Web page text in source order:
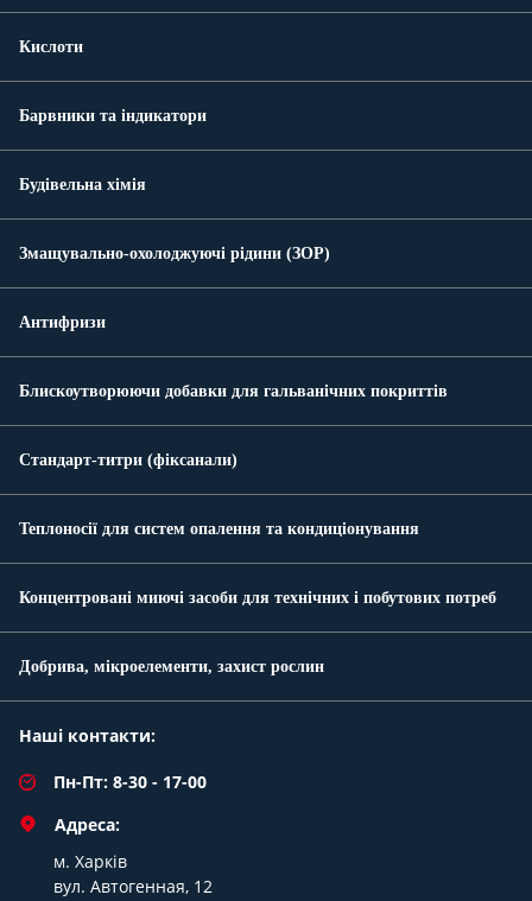
Кислоти
Барвники та індикатори
Будівельна хімія
Змащувально-охолоджуючі рідини (ЗОР)
Антифризи
Блискоутворюючи добавки для гальванічних покриттів
Стандарт-титри (фіксанали)
Теплоносії для систем опалення та кондиціонування
Концентровані миючі засоби для технічних і побутових потреб
Добрива, мікроелементи, захист рослин
Наші контакти:
Пн-Пт: 8-30 - 17-00
Адреса:
м. Харків
вул. Автогенная, 12